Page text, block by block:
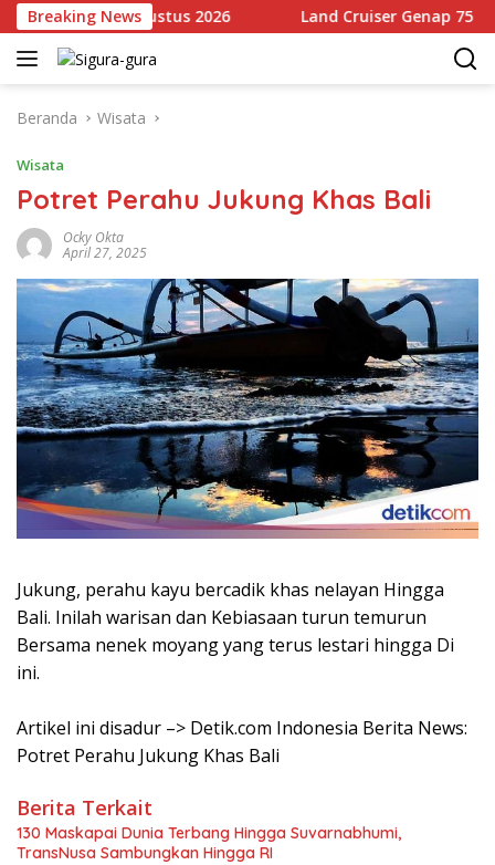
Langsung
ke
konten
Breaking News
Mulai 14 Agustus 2026 Land Cruiser Genap 75
Beranda Wisata
Wisata
Potret Perahu Jukung Khas Bali
Ocky Okta
April 27, 2025
Jukung, perahu kayu bercadik khas nelayan Hingga
Bali. Inilah warisan dan Kebiasaan turun temurun
Bersama nenek moyang yang terus lestari hingga Di
ini.
Artikel ini disadur –> Detik.com Indonesia Berita News:
Potret Perahu Jukung Khas Bali
Berita Terkait
130 Maskapai Dunia Terbang Hingga Suvarnabhumi,
TransNusa Sambungkan Hingga RI